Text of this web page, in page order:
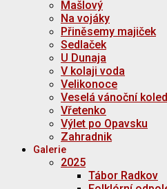
Mašlový
Na vojáky
Přiněsemy majiček
Sedlaček
U Dunaja
V kolaji voda
Velikonoce
Veselá vánoční
Vřetenko
Výlet po Opavsku
Zahradnik
Galerie
2025
Tábor Radkov